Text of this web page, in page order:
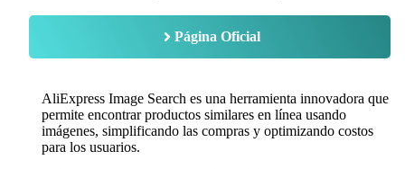
Página Oficial
AliExpress Image Search es una herramienta innovadora que
permite encontrar productos similares en línea usando
imágenes, simplificando las compras y optimizando costos
para los usuarios.